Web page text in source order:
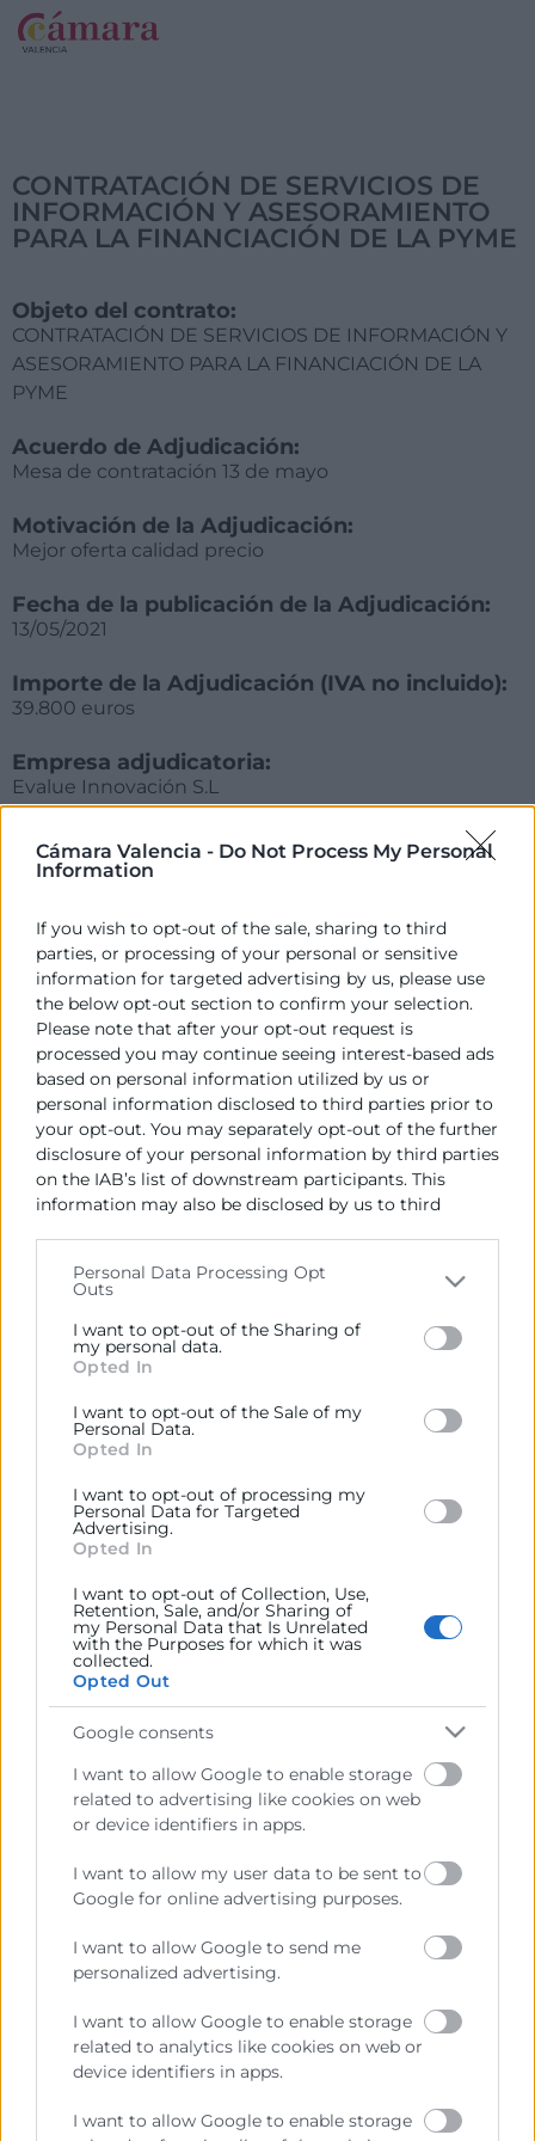
Cámara Valencia - Do Not Process My Personal
Information
If you wish to opt-out of the sale, sharing to third
parties, or processing of your personal or sensitive
information for targeted advertising by us, please use
the below opt-out section to confirm your selection.
Please note that after your opt-out request is
processed you may continue seeing interest-based ads
based on personal information utilized by us or
personal information disclosed to third parties prior to
your opt-out. You may separately opt-out of the further
disclosure of your personal information by third parties
on the IAB’s list of downstream participants. This
information may also be disclosed by us to third
Please note that this website/app uses one or more
Google services and may gather and store information
including but not limited to your visit or usage
behaviour. You may click to grant or deny consent to
below specified purposes in below Google consent
section.
Personal Data Processing Opt
Outs
I want to opt-out of the Sharing of
my personal data.
Opted In
I want to opt-out of the Sale of my
Personal Data.
Opted In
I want to opt-out of processing my
Personal Data for Targeted
Advertising.
Opted In
I want to opt-out of Collection, Use,
Retention, Sale, and/or Sharing of
my Personal Data that Is Unrelated
with the Purposes for which it was
collected.
Opted Out
Google consents
I want to allow Google to enable storage
related to advertising like cookies on web
or device identifiers in apps.
I want to allow my user data to be sent to
Google for online advertising purposes.
I want to allow Google to send me
personalized advertising.
I want to allow Google to enable storage
related to analytics like cookies on web or
device identifiers in apps.
I want to allow Google to enable storage
CONTRATACIÓN DE SERVICIOS DE
INFORMACIÓN Y ASESORAMIENTO
PARA LA FINANCIACIÓN DE LA PYME
Objeto del contrato:
CONTRATACIÓN DE SERVICIOS DE INFORMACIÓN Y
ASESORAMIENTO PARA LA FINANCIACIÓN DE LA
PYME
Acuerdo de Adjudicación:
Mesa de contratación 13 de mayo
Motivación de la Adjudicación:
Mejor oferta calidad precio
Fecha de la publicación de la Adjudicación:
13/05/2021
Importe de la Adjudicación (IVA no incluido):
39.800 euros
Empresa adjudicatoria:
Evalue Innovación S.L
Fecha de formalización del contrato:
24/05/2021
Plazo en el que debe procederse a la
formalización del contrato:
15 días desde la fecha de adjudicación
Cámara València es una corporación de derecho público,
colaboradora de las Administraciones Públicas, dedicada a:
Representar, promocionar y defender los intereses
generales del comercio, la industria y la navegación.
Ejercitar las competencias de carácter público
previstas en la Ley, o que puedan encomendar y
Contacto
Recursos
Sobre la Cámara
Perfil del contratante
Transparencia
Precio mesa citricos
Enlaces de Interés
Fondos Estructurales